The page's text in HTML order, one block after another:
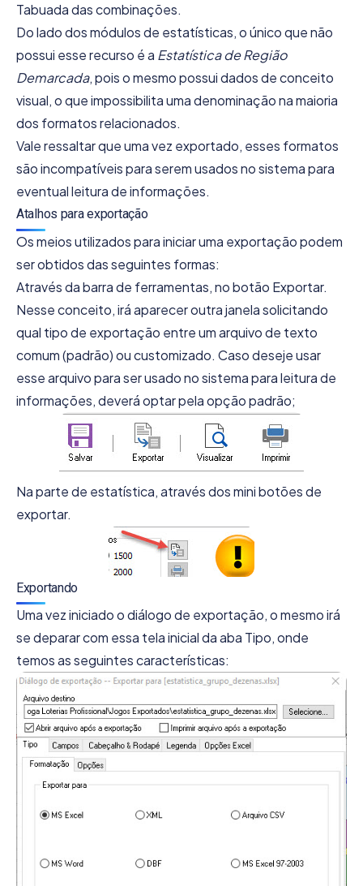
Tabuada das combinações.
Do lado dos módulos de estatísticas, o único que não
possui esse recurso é a Estatística de Região
Demarcada, pois o mesmo possui dados de conceito
visual, o que impossibilita uma denominação na maioria
dos formatos relacionados.
Vale ressaltar que uma vez exportado, esses formatos
são incompatíveis para serem usados no sistema para
eventual leitura de informações.
Atalhos para exportação
Os meios utilizados para iniciar uma exportação podem
ser obtidos das seguintes formas:
Através da barra de ferramentas, no botão Exportar.
Nesse conceito, irá aparecer outra janela solicitando
qual tipo de exportação entre um arquivo de texto
comum (padrão) ou customizado. Caso deseje usar
esse arquivo para ser usado no sistema para leitura de
informações, deverá optar pela opção padrão;
Na parte de estatística, através dos mini botões de
exportar.
Exportando
Uma vez iniciado o diálogo de exportação, o mesmo irá
se deparar com essa tela inicial da aba Tipo, onde
temos as seguintes características: